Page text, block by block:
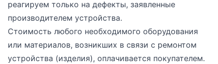
реагируем только на дефекты, заявленные
производителем устройства.
Стоимость любого необходимого оборудования
или материалов, возникших в связи с ремонтом
устройства (изделия), оплачивается покупателем.